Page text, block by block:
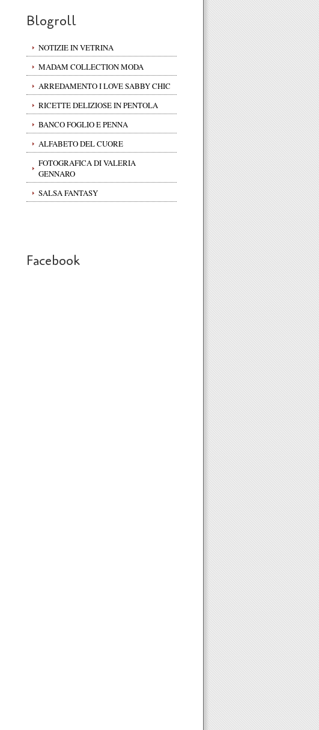
Blogroll
NOTIZIE IN VETRINA
MADAM COLLECTION MODA
ARREDAMENTO I LOVE SABBY CHIC
RICETTE DELIZIOSE IN PENTOLA
BANCO FOGLIO E PENNA
ALFABETO DEL CUORE
FOTOGRAFICA DI VALERIA
GENNARO
SALSA FANTASY
Facebook